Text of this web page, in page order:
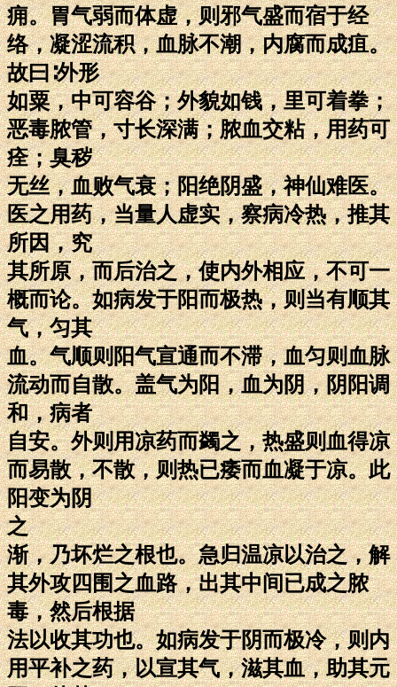
痈。胃气弱而体虚，则邪气盛而宿于经
络，凝涩流积，血脉不潮，内腐而成疽。
故曰∶外形
如粟，中可容谷；外貌如钱，里可着拳；
恶毒脓管，寸长深满；脓血交粘，用药可
痊；臭秽
无丝，血败气衰；阳绝阴盛，神仙难医。
医之用药，当量人虚实，察病冷热，推其
所因，究
其所原，而后治之，使内外相应，不可一
概而论。如病发于阳而极热，则当有顺其
气，匀其
血。气顺则阳气宣通而不滞，血匀则血脉
流动而自散。盖气为阳，血为阴，阴阳调
和，病者
自安。外则用凉药而蠲之，热盛则血得凉
而易散，不散，则热已痿而血凝于凉。此
阳变为阴
之
渐，乃坏烂之根也。急归温凉以治之，解
其外攻四围之血路，出其中间已成之脓
毒，然后根据
法以收其功也。如病发于阴而极冷，则内
用平补之药，以宣其气，滋其血，助其元